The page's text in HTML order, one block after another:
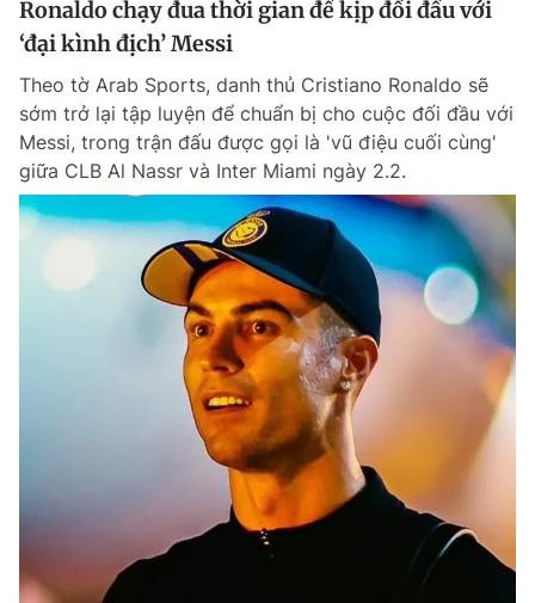
Ronaldo chạy đua thời gian để kịp đối đầu với
‘đại kình địch’ Messi
Theo tờ Arab Sports, danh thủ Cristiano Ronaldo sẽ
sớm trở lại tập luyện để chuẩn bị cho cuộc đối đầu với
Messi, trong trận đấu được gọi là 'vũ điệu cuối cùng'
giữa CLB Al Nassr và Inter Miami ngày 2.2.